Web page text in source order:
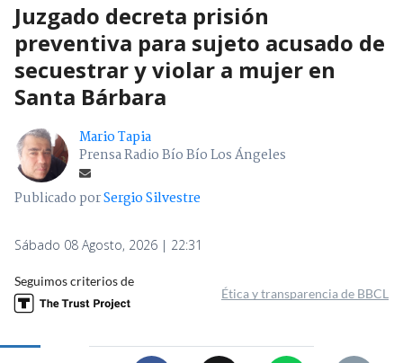
Juzgado decreta prisión
preventiva para sujeto acusado de
secuestrar y violar a mujer en
Santa Bárbara
Mario Tapia
Prensa Radio Bío Bío Los Ángeles
Publicado porSergio Silvestre
Sábado 08 Agosto, 2026 | 22:31
Seguimos criterios de
Ética y transparencia de BBCL